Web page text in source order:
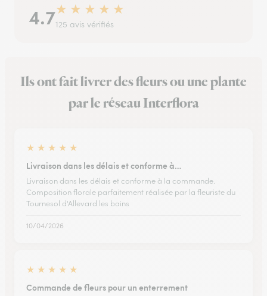
4.7★ ★ ★ ★ ★
125 avis vérifiés
Ils ont fait livrer des fleurs ou une plante
par le réseau Interflora
★ ★ ★ ★ ★
Livraison dans les délais et conforme à…
Livraison dans les délais et conforme à la commande.
Composition florale parfaitement réalisée par la fleuriste du
Tournesol d'Allevard les bains
10/04/2026
★ ★ ★ ★ ★
Commande de fleurs pour un enterrement